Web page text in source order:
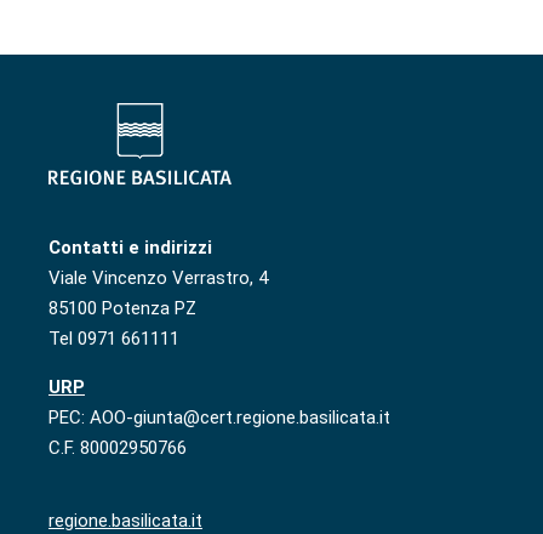
Contatti e indirizzi
Viale Vincenzo Verrastro, 4
85100 Potenza PZ
Tel 0971 661111
URP
PEC: AOO-giunta@cert.regione.basilicata.it
C.F. 80002950766
regione.basilicata.it